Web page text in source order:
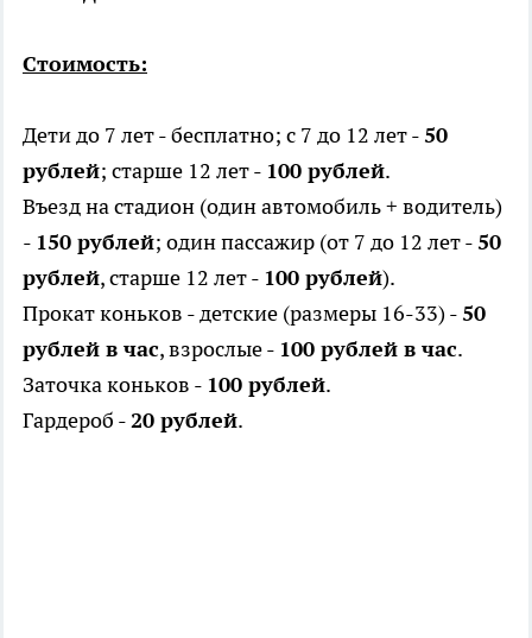
Стоимость:
Дети до 7 лет - бесплатно; с 7 до 12 лет - 50
рублей; старше 12 лет - 100 рублей.
Въезд на стадион (один автомобиль + водитель)
- 150 рублей; один пассажир (от 7 до 12 лет - 50
рублей, старше 12 лет - 100 рублей).
Прокат коньков - детские (размеры 16-33) - 50
рублей в час, взрослые - 100 рублей в час.
Заточка коньков - 100 рублей.
Гардероб -20 рублей.